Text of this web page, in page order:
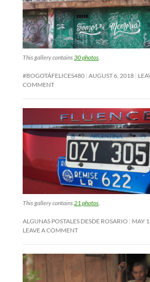
This gallery contains30 photos.
#BOGOTÁFELICES480 AUGUST 6, 2018
COMMENT
This gallery contains 21 photos
ALGUNAS POSTALES DESDE ROSARIO
MAY
LEAVE A COMMENT